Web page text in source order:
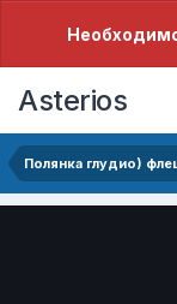
Asterios
Полянка глудио)